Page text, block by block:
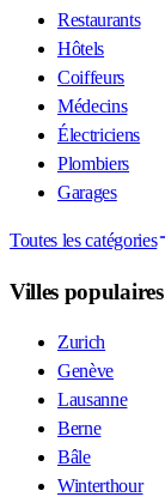
Restaurants
Hôtels
Coiffeurs
Médecins
Électriciens
Plombiers
Garages
Toutes les catégories
Villes populaires
Zurich
Genève
Lausanne
Berne
Bâle
Winterthour